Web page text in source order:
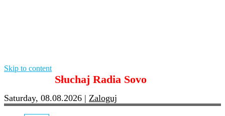
Skip to content
Słuchaj Radia Sovo
Saturday, 08.08.2026 | Zaloguj